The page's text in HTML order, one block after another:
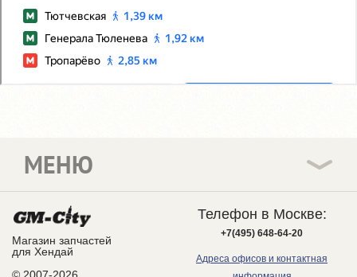
Магазин запчастей
для Хендай
МЕНЮ
Телефон в Москве:
+7(495) 648-64-20
Адреса офисов и контактная